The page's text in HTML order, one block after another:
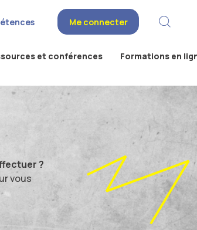
Me connecter
et conférences Formations en
?
vous